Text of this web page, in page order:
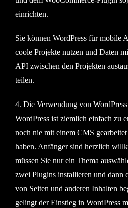
einrichten.
Sie können WordPress für mobile
coole Projekte nutzen und Daten
API zwischen den Projekten
teilen.
4. Die Verwendung von
WordPress ist ziemlich einfach zu
noch nie mit einem CMS
haben. Anfänger sind herzlich
müssen Sie nur ein Thema
zwei Plugins installieren und dann
von Seiten und anderen Inhalten
gelingt der Einstieg in WordPress